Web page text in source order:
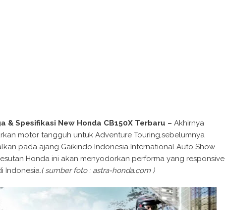
& Spesifikasi New Honda CB150X Terbaru – Akhirnya
motor tangguh untuk Adventure Touring,sebelumnya
pada ajang Gaikindo Indonesia International Auto Show
Honda ini akan menyodorkan performa yang responsive
Indonesia.( sumber foto : astra-honda.com )